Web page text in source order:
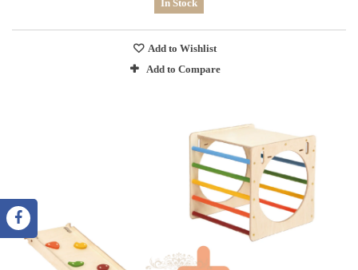
In Stock
Add to Wishlist
Add to Compare